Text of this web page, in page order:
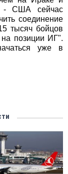
- США сейчас
соединение
тысяч бойцов
на позиции ИГ".
уже в